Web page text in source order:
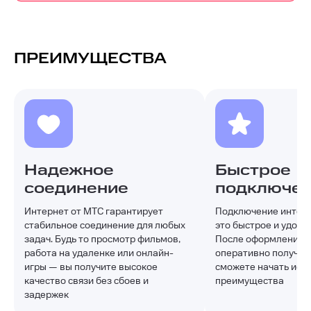
ПРЕИМУЩЕСТВА
Надежное
соединение
Интернет от МТС гарантирует
стабильное соединение для любых
задач. Будь то просмотр фильмов,
работа на удаленке или онлайн-
игры — вы получите высокое
качество связи без сбоев и
задержек
Быстрое
Подключение
это быстрое и
После оформления
оперативно
сможете начать
преимущества